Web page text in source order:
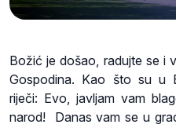
Božić je došao, radujte se i
Gospodina. Kao što su u
riječi: Evo, javljam vam
narod! Danas vam se u